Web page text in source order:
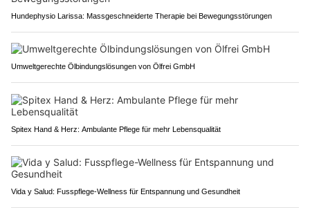
Hundephysio Larissa: Massgeschneiderte Therapie bei Bewegungsstörungen
Umweltgerechte Ölbindungslösungen von Ölfrei GmbH
Spitex Hand & Herz: Ambulante Pflege für mehr Lebensqualität
Vida y Salud: Fusspflege-Wellness für Entspannung und Gesundheit